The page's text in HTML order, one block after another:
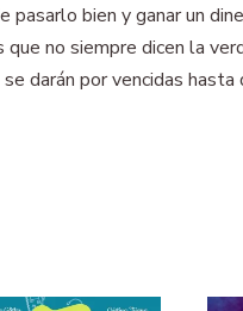
bien y ganar un
no siempre dicen la
darán por vencidas